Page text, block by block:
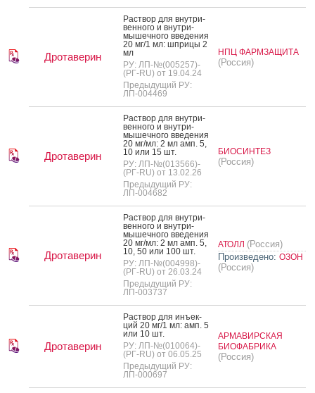
Дротаверин
Рас­твор для внут­ри­
вен­но­го и внут­ри­
мышеч­но­го вве­дения
20 мг/1 мл: шпри­цы 2
мл
РУ: ЛП-№(005257)-
(РГ-RU) от 19.04.24
Предыдущий РУ:
ЛП-004469
НПЦ ФАРМЗАЩИТА
(Россия)
Дротаверин
Рас­твор для внут­ри­
вен­но­го и внут­ри­
мышеч­но­го вве­дения
20 мг/мл: 2 мл амп. 5,
10 или 15 шт.
РУ: ЛП-№(013566)-
(РГ-RU) от 13.02.26
Предыдущий РУ:
ЛП-004682
БИОСИНТЕЗ
(Россия)
Дротаверин
Рас­твор для внут­ри­
вен­но­го и внут­ри­
мышеч­но­го вве­дения
20 мг/мл: 2 мл амп. 5,
10, 50 или 100 шт.
РУ: ЛП-№(004998)-
(РГ-RU) от 26.03.24
Предыдущий РУ:
ЛП-003737
АТОЛЛ (Россия)
Произведено: ОЗОН
(Россия)
Дротаверин
Рас­твор для инъ­ек­
ций 20 мг/1 мл: амп. 5
или 10 шт.
РУ: ЛП-№(010064)-
(РГ-RU) от 06.05.25
Предыдущий РУ:
ЛП-000697
АРМАВИРСКАЯ
БИОФАБРИКА
(Россия)